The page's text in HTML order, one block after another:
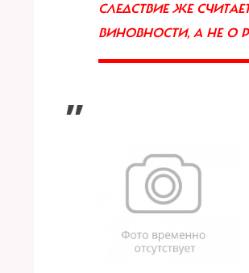
СЛЕДСТВИЕ ЖЕ
ВИНОВНОСТИ, А НЕ О
”